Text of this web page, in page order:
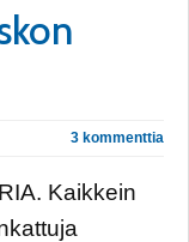
3 kommenttia
Kaikkein